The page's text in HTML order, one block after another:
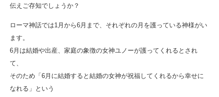
伝えご存知でしょうか？
ローマ神話では1月から6月まで、それぞれの月を護っている神様がい
ます。
6月は結婚や出産、家庭の象徴の女神ユノーが護ってくれるとされ
て、
そのため「6月に結婚すると結婚の女神が祝福してくれるから幸せに
なれる」という